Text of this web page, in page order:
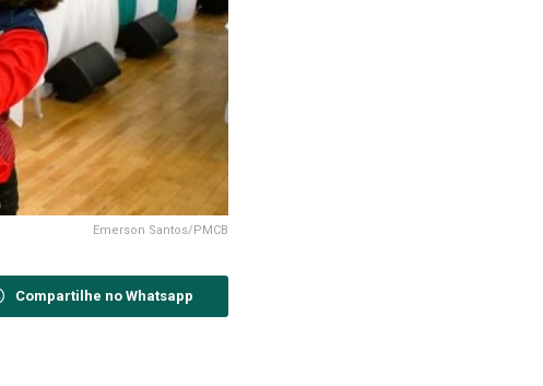
Emerson Santos/PMCB
Compartilhe no Whatsapp